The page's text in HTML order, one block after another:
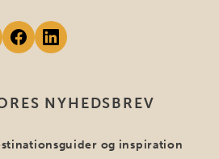
NYHEDSBREV
og inspiration